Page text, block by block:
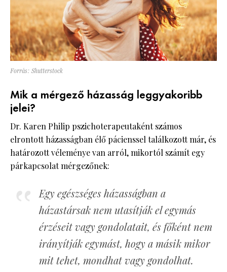
Forrás: Shutterstock
Mik a mérgező házasság leggyakoribb
jelei?
Dr. Karen Philip pszichoterapeutaként számos
elrontott házasságban élő pácienssel találkozott már, és
határozott véleménye van arról, mikortól számít egy
párkapcsolat mérgezőnek:
Egy egészséges házasságban a
házastársak nem utasítják el egymás
érzéseit vagy gondolatait, és főként nem
irányítják egymást, hogy a másik mikor
mit tehet, mondhat vagy gondolhat.